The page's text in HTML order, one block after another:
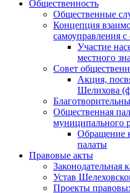
Общественность
Общественные
Концепция
самоуправления
Участие
местного
Совет
Акция,
Шелихова
Общественная
муниципального
Обращение
палаты
Правовые акты
Законодательная
Устав
Проекты